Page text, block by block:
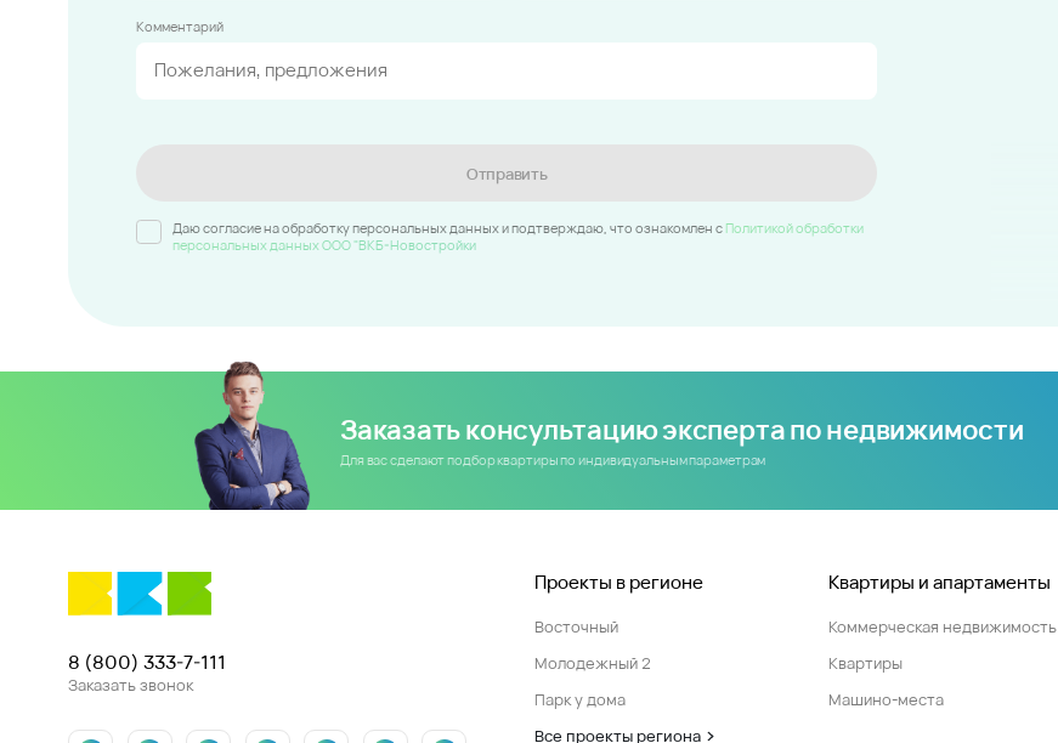
Комментарий
Отправить
Даю согласие на обработку персональных данных и подтверждаю, что ознакомлен c Политикой обработки
персональных данных ООО "ВКБ-Новостройки
Заказать консультацию эксперта по недвижимости
Для вас сделают подбор квартиры по индивидуальным параметрам
8 (800) 333-7-111
Заказать звонок
Проекты в регионе
Восточный
Молодежный 2
Парк у дома
Все проекты региона
Квартиры и апартаменты
Коммерческая недвижимость
Квартиры
Машино-места